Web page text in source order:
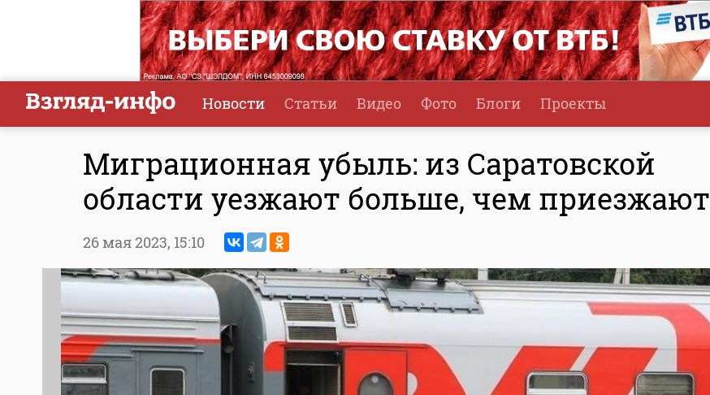
Новости Статьи Видео Фото Блоги Проекты
Миграционная убыль: из Саратовской
области уезжают больше, чем приезжают
26 мая 2023, 15:10